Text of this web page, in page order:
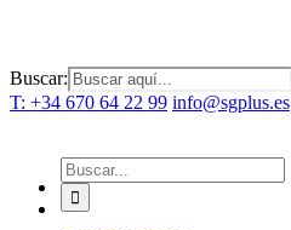
Buscar:
T: +34 670 64 22 99 info@sgplus.es
Buscar: